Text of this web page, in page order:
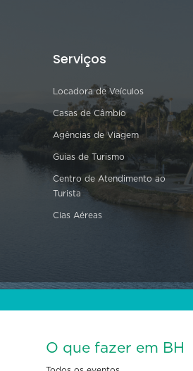
Serviços
Locadora de Veículos
Casas de Câmbio
Agências de Viagem
Guias de Turismo
Centro de Atendimento ao
Turista
Cias Aéreas
O que fazer em BH